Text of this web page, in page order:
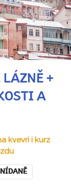
+
A
kvevri i kurz